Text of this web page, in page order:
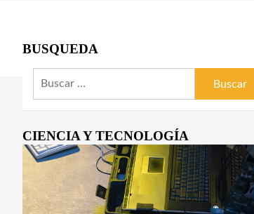
BUSQUEDA
Buscar:
CIENCIA Y TECNOLOGÍA